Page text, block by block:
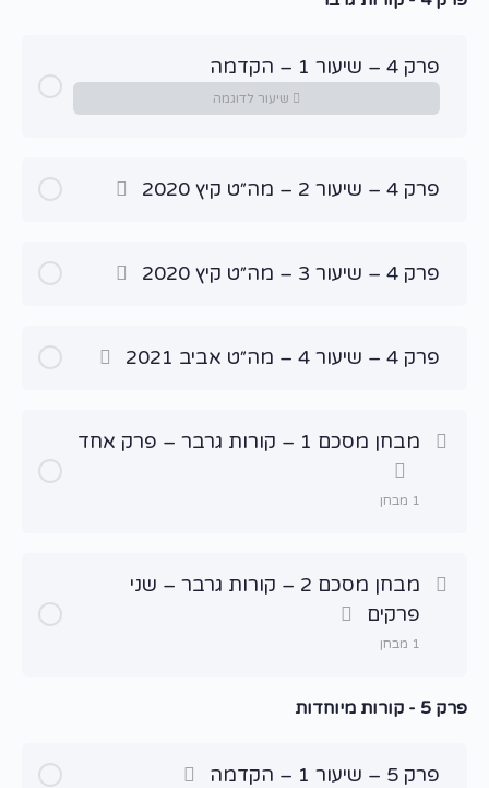
פרק 4 – שיעור 1 – הקדמה
שיעור לדוגמה
פרק 4 – שיעור 2 – מה״ט קיץ 2020
פרק 4 – שיעור 3 – מה״ט קיץ 2020
פרק 4 – שיעור 4 – מה״ט אביב 2021
מבחן מסכם 1 – קורות גרבר – פרק אחד
1 מבחן
מבחן מסכם 1 – קורות גרבר
מבחן מסכם 2 – קורות גרבר – שני
פרקים
1 מבחן
שיעור תוכן
מבחן מסכם 2 – קורות גרבר
פרק 5 - קורות מיוחדות
פרק 5 – שיעור 1 – הקדמה